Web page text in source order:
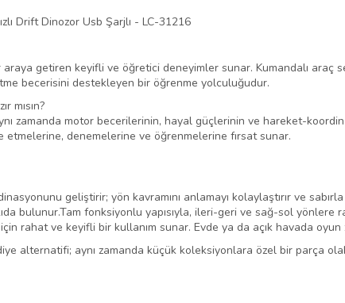
Drift Dinozor Usb Şarjlı - LC-31216
getiren keyifli ve öğretici deneyimler sunar. Kumandalı araç
becerisini destekleyen bir öğrenme yolculuğudur.
mısın?
zamanda motor becerilerinin, hayal güçlerinin ve hareket-
denemelerine ve öğrenmelerine fırsat sunar.
geliştirir; yön kavramını anlamayı kolaylaştırır ve
bulunur.Tam fonksiyonlu yapısıyla, ileri-geri ve sağ-sol
rahat ve keyifli bir kullanım sunar. Evde ya da açık havada
alternatifi; aynı zamanda küçük koleksiyonlara özel bir parça